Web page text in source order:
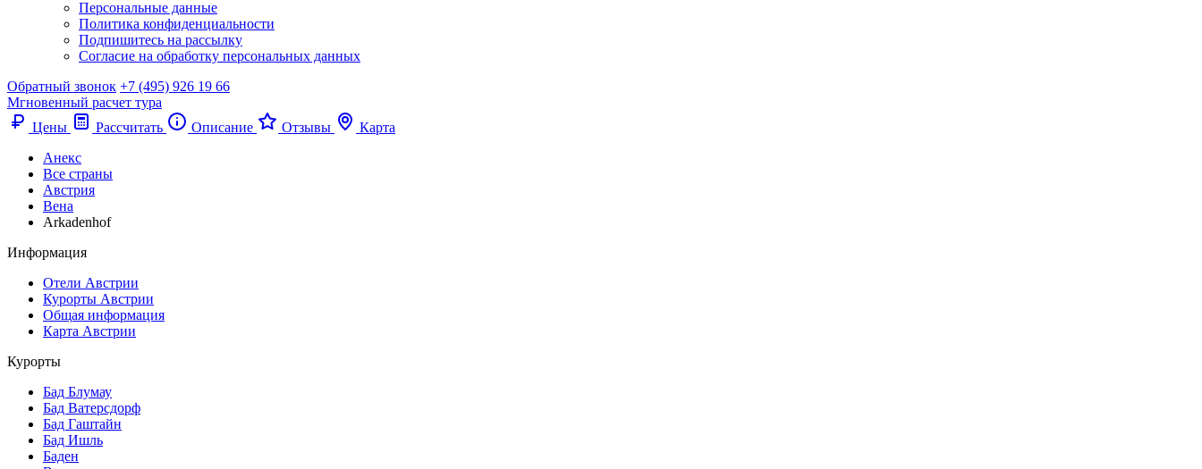
Персональные данные
Политика конфиденциальности
Подпишитесь на рассылку
Согласие на обработку персональных данных
Обратный звонок +7 (495) 926 19 66
Мгновенный расчет тура
Цены
Рассчитать Описание Отзывы
Карта
Анекс
Все страны
Австрия
Вена
Arkadenhof
Информация
Отели Австрии
Курорты Австрии
Общая информация
Карта Австрии
Курорты
Бад Блумау
Бад Ватерсдорф
Бад Гаштайн
Бад Ишль
Баден